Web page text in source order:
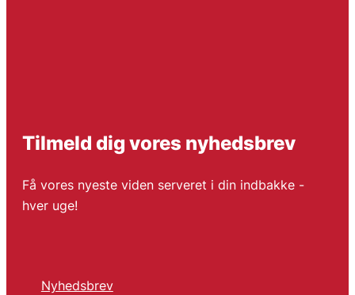
Tilmeld dig vores nyhedsbrev
Få vores nyeste viden serveret i din indbakke -
hver uge!
Nyhedsbrev